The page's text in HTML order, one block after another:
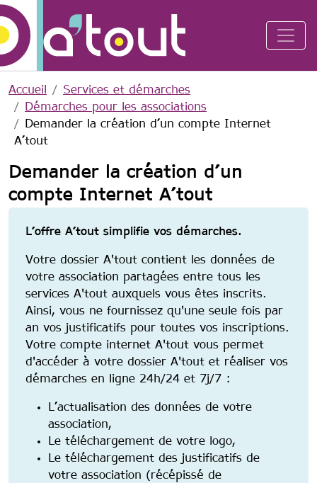
Accueil
Services et démarches
Démarches pour les associations
Demander la création d’un compte Internet
A’tout
Demander la création d’un
compte Internet A’tout
L’offre A’tout simplifie vos démarches.
Votre dossier A'tout contient les données de
votre association partagées entre tous les
services A'tout auxquels vous êtes inscrits.
Ainsi, vous ne fournissez qu'une seule fois par
an vos justificatifs pour toutes vos inscriptions.
Votre compte internet A'tout vous permet
d'accéder à votre dossier A'tout et réaliser vos
démarches en ligne 24h/24 et 7j/7 :
L’actualisation des données de votre
association,
Le téléchargement de votre logo,
Le téléchargement des justificatifs de
votre association (récépissé de